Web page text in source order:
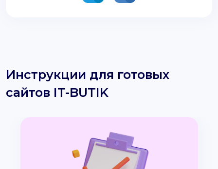
Инструкции для готовых
сайтов IT-BUTIK